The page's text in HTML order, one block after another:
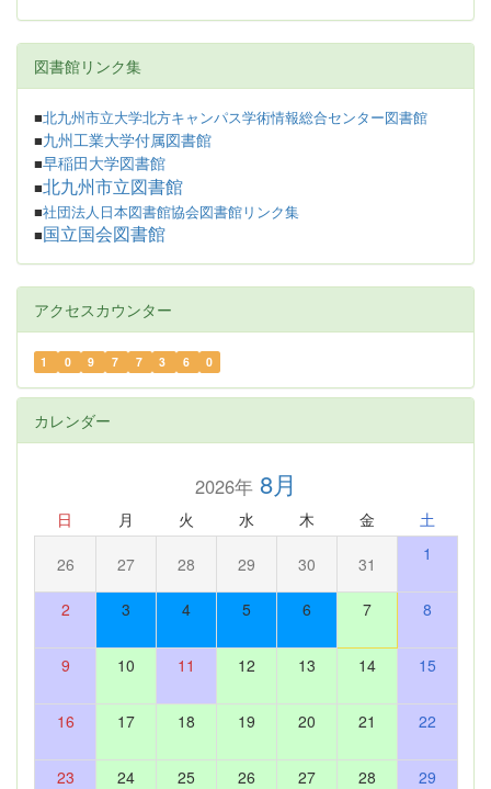
図書館リンク集
■北九州市立大学北方キャンパス学術情報総合センター図書館
■九州工業大学付属図書館
■早稲田大学図書館
■北九州市立図書館
■社団法人日本図書館協会図書館リンク集
■ 国立国会図書館
アクセスカウンター
1 0 9 7 7 3 6 0
カレンダー
2026年8月
日 月 火 水 木 金 土
26 27 28 29 30 31 1
2 3 4 5 6 7 8
9 10 11 12 13 14 15
16 17 18 19 20 21 22
23 24 25 26 27 28 29